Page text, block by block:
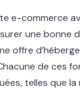
e-commerce
une
offre
de ces
telles que la